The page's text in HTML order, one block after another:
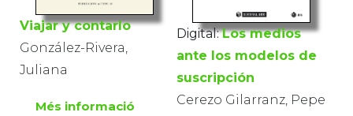
Viajar y contarlo
González-Rivera,
Juliana
Més informació
Digital: Los medios
ante los modelos de
suscripción
Cerezo Gilarranz, Pepe